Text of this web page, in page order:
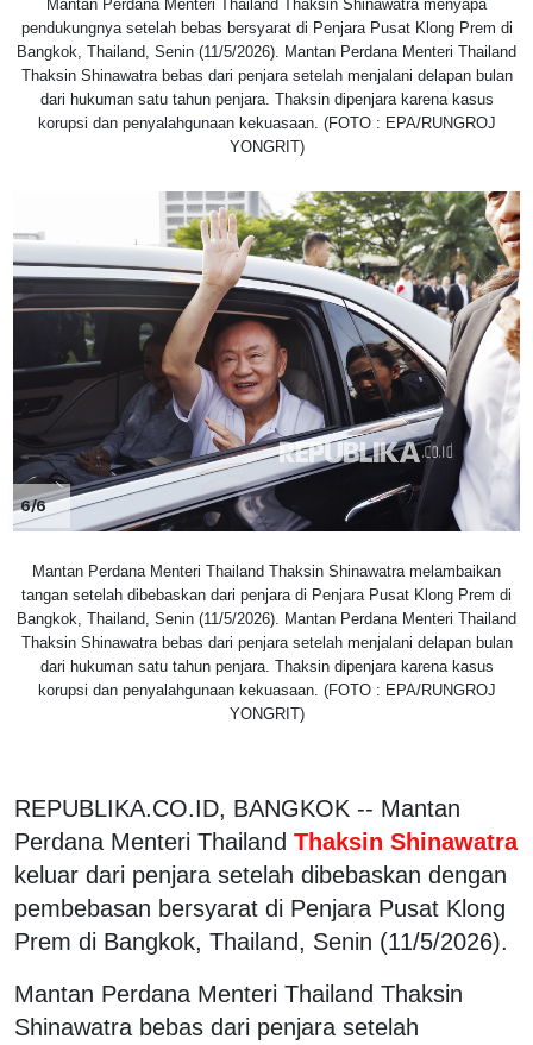
Mantan Perdana Menteri Thailand Thaksin Shinawatra menyapa
pendukungnya setelah bebas bersyarat di Penjara Pusat Klong Prem di
Bangkok, Thailand, Senin (11/5/2026). Mantan Perdana Menteri Thailand
Thaksin Shinawatra bebas dari penjara setelah menjalani delapan bulan
dari hukuman satu tahun penjara. Thaksin dipenjara karena kasus
korupsi dan penyalahgunaan kekuasaan. (FOTO : EPA/RUNGROJ
YONGRIT)
6/6
Mantan Perdana Menteri Thailand Thaksin Shinawatra melambaikan
tangan setelah dibebaskan dari penjara di Penjara Pusat Klong Prem di
Bangkok, Thailand, Senin (11/5/2026). Mantan Perdana Menteri Thailand
Thaksin Shinawatra bebas dari penjara setelah menjalani delapan bulan
dari hukuman satu tahun penjara. Thaksin dipenjara karena kasus
korupsi dan penyalahgunaan kekuasaan. (FOTO : EPA/RUNGROJ
YONGRIT)
REPUBLIKA.CO.ID, BANGKOK -- Mantan
Perdana Menteri Thailand Thaksin Shinawatra
keluar dari penjara setelah dibebaskan dengan
pembebasan bersyarat di Penjara Pusat Klong
Prem di Bangkok, Thailand, Senin (11/5/2026).
Mantan Perdana Menteri Thailand Thaksin
Shinawatra bebas dari penjara setelah